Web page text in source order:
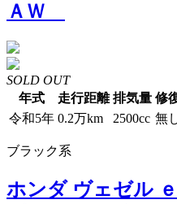
ＡＷ
SOLD OUT
年式
走行距離 排気量 修
令和5年 0.2万km 2500cc 無
ブラック系
ホンダ ヴェゼル